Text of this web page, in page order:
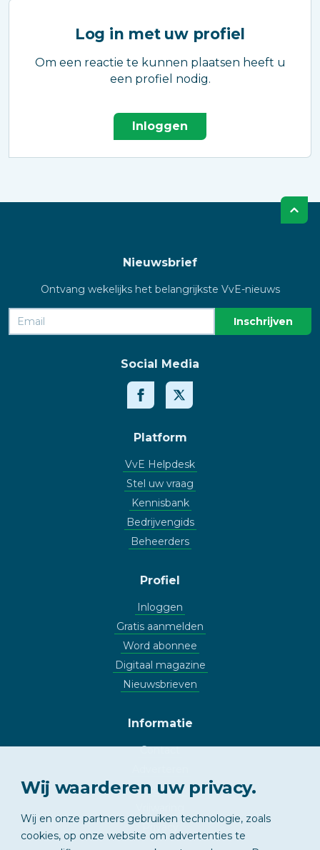
Log in met uw profiel
Om een reactie te kunnen plaatsen heeft u
een profiel nodig.
Inloggen
Nieuwsbrief
Ontvang wekelijks het belangrijkste VvE-nieuws
Social Media
Platform
VvE Helpdesk
Stel uw vraag
Kennisbank
Bedrijvengids
Beheerders
Profiel
Inloggen
Gratis aanmelden
Word abonnee
Digitaal magazine
Nieuwsbrieven
Informatie
Contact
Copyright
Wij waarderen uw privacy.
Wij en onze partners gebruiken technologie, zoals
cookies, op onze website om advertenties te